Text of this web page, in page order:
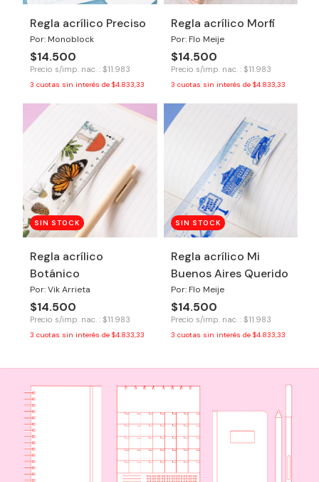
Regla acrílico Preciso
Por: Monoblock
$14.500
Precio s/imp. nac. : $11.983
3 cuotas sin interés de $4.833,33
Regla acrílico Morfi
Por: Flo Meije
$14.500
Precio s/imp. nac. : $11.983
3 cuotas sin interés de $4.833,33
SIN STOCK
Regla acrílico
Botánico
Por: Vik Arrieta
$14.500
Precio s/imp. nac. : $11.983
3 cuotas sin interés de $4.833,33
SIN STOCK
Regla acrílico Mi
Buenos Aires Querido
Por: Flo Meije
$14.500
Precio s/imp. nac. : $11.983
3 cuotas sin interés de $4.833,33